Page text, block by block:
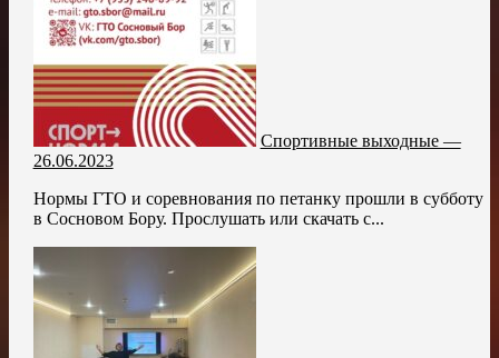
Спортивные выходные —
26.06.2023
Нормы ГТО и соревнования по петанку прошли в субботу
в Сосновом Бору. Прослушать или скачать с...